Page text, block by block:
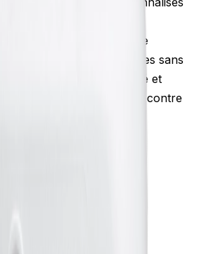
avec les composés
protecteur hydro-oléofuge
d'huile et de graisses sans
Maintient la respirabilité et
Protection durable contre
quotidien.
disponibles